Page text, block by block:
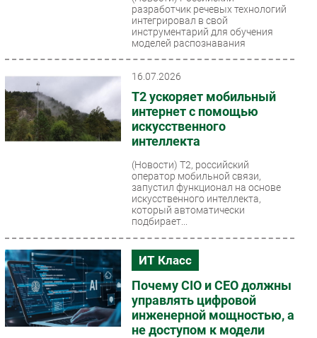
разработчик речевых технологий
интегрировал в свой
инструментарий для обучения
моделей распознавания
16.07.2026
Т2 ускоряет мобильный
интернет с помощью
искусственного
интеллекта
(Новости) T2, российский
оператор мобильной связи,
запустил функционал на основе
искусственного интеллекта,
который автоматически
подбирает...
ИТ Класс
Почему CIO и CEO должны
управлять цифровой
инженерной мощностью, а
не доступом к модели